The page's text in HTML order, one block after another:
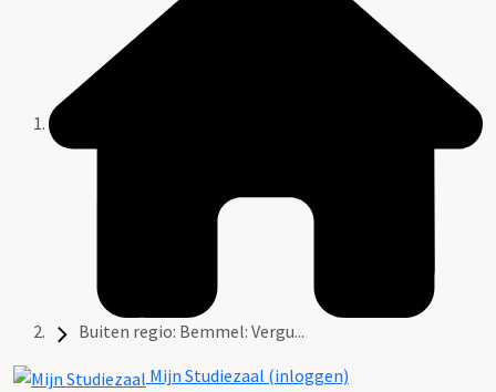
Buiten regio: Bemmel: Vergu...
Mijn Studiezaal (inloggen)